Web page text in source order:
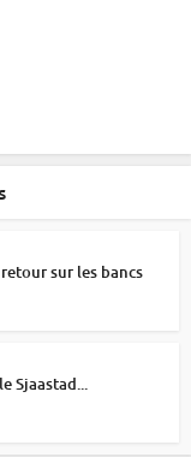
sur les bancs
Sjaastad...